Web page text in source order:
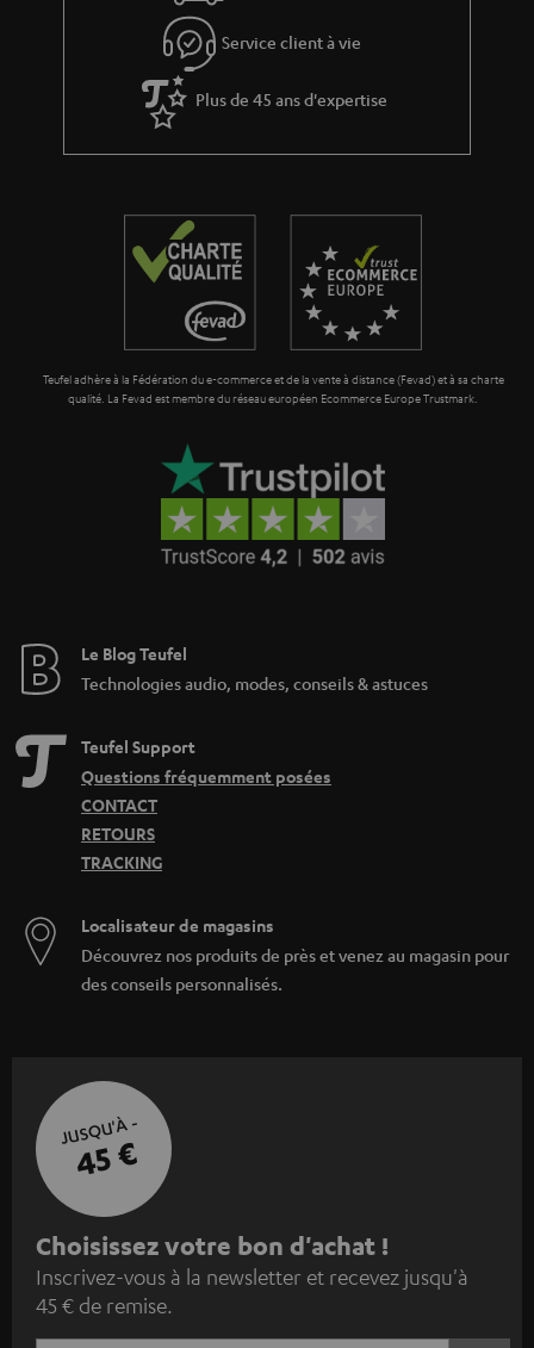
é
i
t
n
a
a
r
i
Service client à vie
Plus de 45 ans d'expertise
Teufel adhère à la Fédération du e-commerce et de la vente à distance (Fevad) et à sa charte
qualité. La Fevad est membre du réseau européen Ecommerce Europe Trustmark.
Le Blog Teufel
Technologies audio, modes, conseils & astuces
Teufel Support
Questions fréquemment posées
CONTACT
RETOURS
TRACKING
Localisateur de magasins
Découvrez nos produits de près et venez au magasin pour
des conseils personnalisés.
JUSQU'À -
45 €
I
n
s
Choisissez votre bon d'achat !
Inscrivez-vous à la newsletter et recevez jusqu'à
45 € de remise.